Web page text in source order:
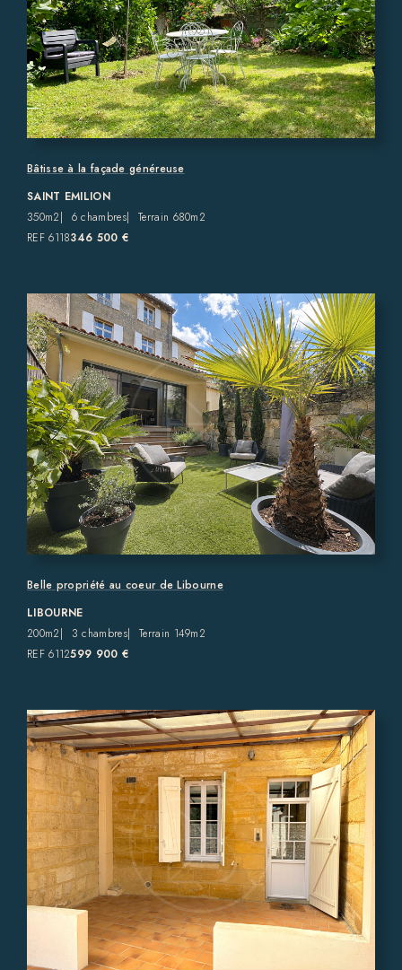
Bâtisse à la façade généreuse
SAINT EMILION
350m2
6 chambres
Terrain 680m2
REF 6118346 500 €
Belle propriété au coeur de Libourne
LIBOURNE
200m2
3 chambres
Terrain 149m2
REF 6112599 900 €